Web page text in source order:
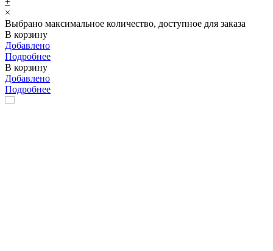
×
Выбрано максимальное количество, доступное для заказа
В корзину
Добавлено
Подробнее
В корзину
Добавлено
Подробнее